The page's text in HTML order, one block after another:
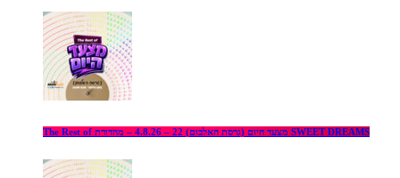
The Rest of מצעד היום (גרסת האלבום) 22 – 4.8.26 – מהדורת SWEET DREAMS